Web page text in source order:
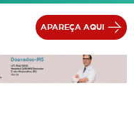
APAREÇA AQUI